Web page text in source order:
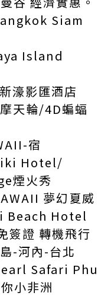
Siam
Island
濠影匯酒店
天輪/4D蝙蝠
宿
Hotel/
煙火秀
夢幻夏威
Beach Hotel
簽證 轉機飛行
-河內-台北
Safari Phu
小非洲